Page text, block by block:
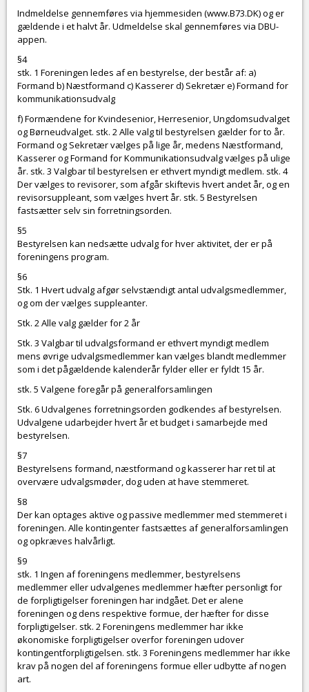
Indmeldelse gennemføres via hjemmesiden (www.B73.DK) og er
gældende i et halvt år. Udmeldelse skal gennemføres via DBU-
appen.
§4
stk. 1 Foreningen ledes af en bestyrelse, der består af: a)
Formand b) Næstformand c) Kasserer d) Sekretær e) Formand for
kommunikationsudvalg
f) Formændene for Kvindesenior, Herresenior, Ungdomsudvalget
og Børneudvalget. stk. 2 Alle valg til bestyrelsen gælder for to år.
Formand og Sekretær vælges på lige år, medens Næstformand,
Kasserer og Formand for Kommunikationsudvalg vælges på ulige
år. stk. 3 Valgbar til bestyrelsen er ethvert myndigt medlem. stk. 4
Der vælges to revisorer, som afgår skiftevis hvert andet år, og en
revisorsuppleant, som vælges hvert år. stk. 5 Bestyrelsen
fastsætter selv sin forretningsorden.
§5
Bestyrelsen kan nedsætte udvalg for hver aktivitet, der er på
foreningens program.
§6
Stk. 1 Hvert udvalg afgør selvstændigt antal udvalgsmedlemmer,
og om der vælges suppleanter.
Stk. 2 Alle valg gælder for 2 år
Stk. 3 Valgbar til udvalgsformand er ethvert myndigt medlem
mens øvrige udvalgsmedlemmer kan vælges blandt medlemmer
som i det pågældende kalenderår fylder eller er fyldt 15 år.
stk. 5 Valgene foregår på generalforsamlingen
Stk. 6 Udvalgenes forretningsorden godkendes af bestyrelsen.
Udvalgene udarbejder hvert år et budget i samarbejde med
bestyrelsen.
§7
Bestyrelsens formand, næstformand og kasserer har ret til at
overvære udvalgsmøder, dog uden at have stemmeret.
§8
Der kan optages aktive og passive medlemmer med stemmeret i
foreningen. Alle kontingenter fastsættes af generalforsamlingen
og opkræves halvårligt.
§9
stk. 1 Ingen af foreningens medlemmer, bestyrelsens
medlemmer eller udvalgenes medlemmer hæfter personligt for
de forpligtigelser foreningen har indgået. Det er alene
foreningen og dens respektive formue, der hæfter for disse
forpligtigelser. stk. 2 Foreningens medlemmer har ikke
økonomiske forpligtigelser overfor foreningen udover
kontingentforpligtigelsen. stk. 3 Foreningens medlemmer har ikke
krav på nogen del af foreningens formue eller udbytte af nogen
art.